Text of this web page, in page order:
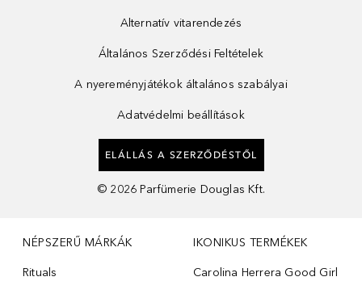
Alternatív vitarendezés
Általános Szerződési Feltételek
A nyereményjátékok általános szabályai
Adatvédelmi beállítások
ELÁLLÁS A SZERZŐDÉSTŐL
© 2026 Parfümerie Douglas Kft.
NÉPSZERŰ MÁRKÁK
Rituals
IKONIKUS TERMÉKEK
Carolina Herrera Good Girl